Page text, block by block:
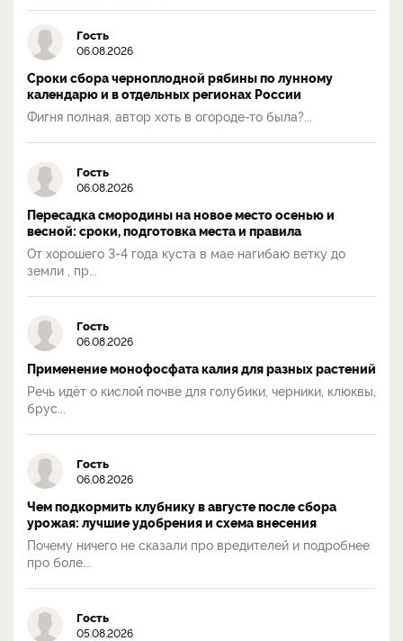
Гость
06.08.2026
Сроки сбора черноплодной рябины по лунному
календарю и в отдельных регионах России
Фигня полная, автор хоть в огороде-то была?...
Гость
06.08.2026
Пересадка смородины на новое место осенью и
весной: сроки, подготовка места и правила
От хорошего 3-4 года куста в мае нагибаю ветку до
земли , пр...
Гость
06.08.2026
Применение монофосфата калия для разных растений
Речь идёт о кислой почве для голубики, черники, клюквы,
брус...
Гость
06.08.2026
Чем подкормить клубнику в августе после сбора
урожая: лучшие удобрения и схема внесения
Почему ничего не сказали про вредителей и подробнее
про боле...
Гость
05.08.2026